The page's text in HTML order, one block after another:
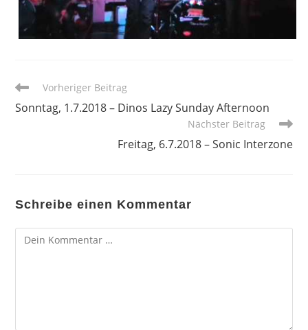
Weitere
ansehen
Vorheriger Beitrag
Sonntag, 1.7.2018 – Dinos Lazy Sunday Afternoon
Nächster Beitrag
Freitag, 6.7.2018 – Sonic Interzone
Schreibe einen Kommentar
Kommentar